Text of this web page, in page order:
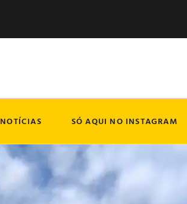
NOTÍCIAS SÓ AQUI NO INSTAGRAM